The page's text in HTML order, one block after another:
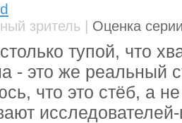
зритель | Оценка
тупой, что
- это же реальный
что это стёб, а